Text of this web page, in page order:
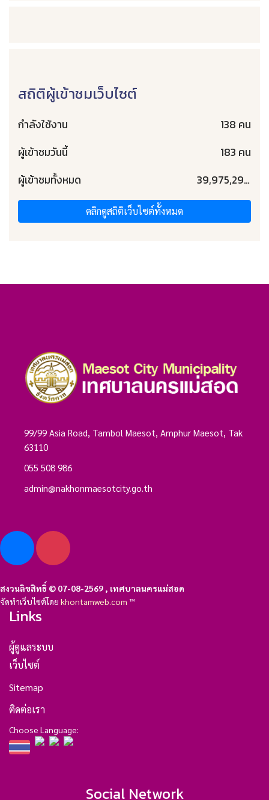
สถิติผู้เข้าชมเว็บไซต์
กำลังใช้งาน
138 คน
ผู้เข้าชมวันนี้
183 คน
ผู้เข้าชมทั้งหมด
39,975,293 คน
คลิกดูสถิติเว็บไซต์ทั้งหมด
99/99 Asia Road, Tambol Maesot, Amphur Maesot, Tak
63110
055 508 986
admin@nakhonmaesotcity.go.th
สงวนลิขสิทธิ์ © 07-08-2569 , เทศบาลนครแม่สอด
จัดทำเว็บไซต์โดย khontamweb.com ™
Links
ผู้ดูแลระบบ
เว็บไซต์
Sitemap
ติดต่อเรา
Choose Language:
Social Network